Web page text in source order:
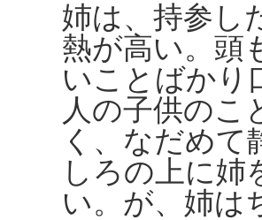
姉は、持参し
熱が高い。頭
いことばかり
人の子供のこ
く、なだめ
しろの上に姉
い。が、姉は